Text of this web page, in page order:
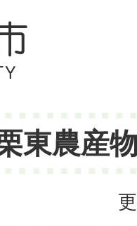
東農産